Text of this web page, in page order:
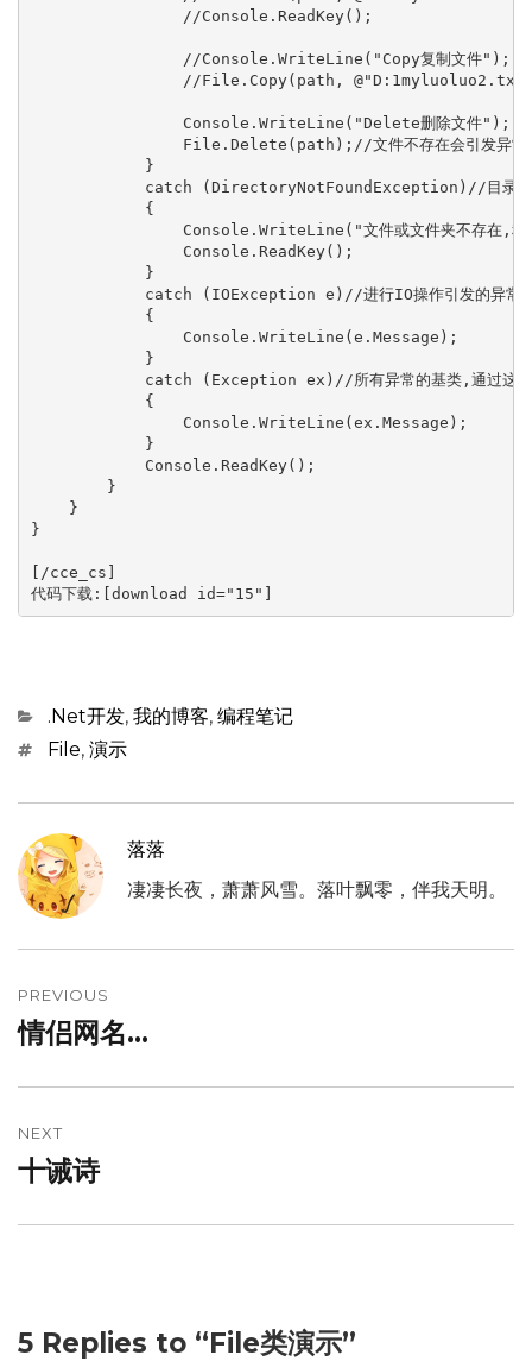
//Console.ReadKey();
//Console.WriteLine("Copy复制文件");
//File.Copy(path, @"D:1myluoluo2.txt");//不
Console.WriteLine("Delete删除文件");
File.Delete(path);//文件不存在会引发异常
}
catch (DirectoryNotFoundException)//目录或者文
{
Console.WriteLine("文件或文件夹不存在,程
Console.ReadKey();
}
catch (IOException e)//进行IO操作引发的异常基
{
Console.WriteLine(e.Message);
}
catch (Exception ex)//所有异常的基类,通过这个基类,
{
Console.WriteLine(ex.Message);
}
Console.ReadKey();
}
}
}
[/cce_cs]
代码下载:[download id="15"]
Categories
.Net开发, 我的博客, 编程笔记
TagsFile, 演示
落落
凄凄长夜，萧萧风雪。落叶飘零，伴我天明。
章
导
航
PREVIOUS
Previous
情侣网名…
NEXT
Next
十诫诗
5 Replies to “File类演示”